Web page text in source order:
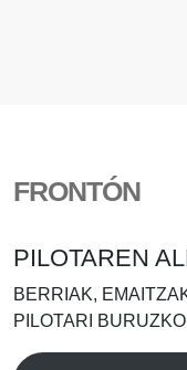
FRONTÓN
PILOTAREN
BERRIAK,
PILOTARI